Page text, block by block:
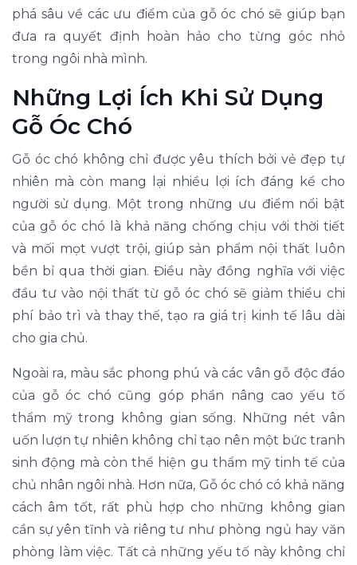
phá sâu về các ưu điểm của gỗ óc chó sẽ giúp bạn
đưa ra quyết định hoàn hảo cho từng góc nhỏ
trong ngôi nhà mình.
Những Lợi Ích Khi Sử Dụng
Gỗ Óc Chó
Gỗ óc chó không chỉ được yêu thích bởi vẻ đẹp tự
nhiên mà còn mang lại nhiều lợi ích đáng kể cho
người sử dụng. Một trong những ưu điểm nổi bật
của gỗ óc chó là khả năng chống chịu với thời tiết
và mối mọt vượt trội, giúp sản phẩm nội thất luôn
bền bỉ qua thời gian. Điều này đồng nghĩa với việc
đầu tư vào nội thất từ gỗ óc chó sẽ giảm thiểu chi
phí bảo trì và thay thế, tạo ra giá trị kinh tế lâu dài
cho gia chủ.
Ngoài ra, màu sắc phong phú và các vân gỗ độc đáo
của gỗ óc chó cũng góp phần nâng cao yếu tố
thẩm mỹ trong không gian sống. Những nét vân
uốn lượn tự nhiên không chỉ tạo nên một bức tranh
sinh động mà còn thể hiện gu thẩm mỹ tinh tế của
chủ nhân ngôi nhà. Hơn nữa, Gỗ óc chó có khả năng
cách âm tốt, rất phù hợp cho những không gian
cần sự yên tĩnh và riêng tư như phòng ngủ hay văn
phòng làm việc. Tất cả những yếu tố này không chỉ